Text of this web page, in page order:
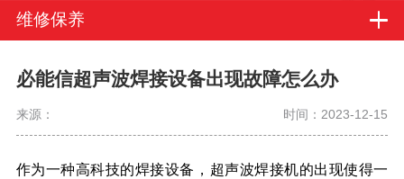
维修保养
必能信超声波焊接设备出现故障怎么办
来源： 时间：2023-12-15
作为一种高科技的焊接设备，超声波焊接机的出现使得一